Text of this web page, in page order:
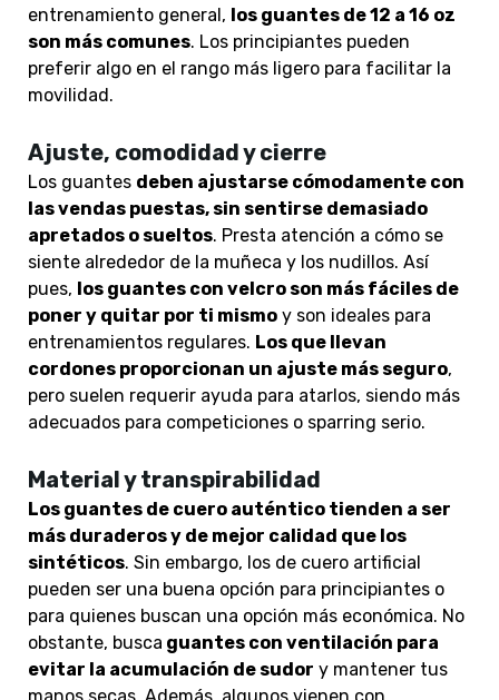
entrenamiento general, los guantes de 12 a 16 oz
son más comunes. Los principiantes pueden
preferir algo en el rango más ligero para facilitar la
movilidad.
Ajuste, comodidad y cierre
Los guantes deben ajustarse cómodamente con
las vendas puestas, sin sentirse demasiado
apretados o sueltos. Presta atención a cómo se
siente alrededor de la muñeca y los nudillos. Así
pues, los guantes con velcro son más fáciles de
poner y quitar por ti mismo y son ideales para
entrenamientos regulares. Los que llevan
cordones proporcionan un ajuste más seguro,
pero suelen requerir ayuda para atarlos, siendo más
adecuados para competiciones o sparring serio.
Material y transpirabilidad
Los guantes de cuero auténtico tienden a ser
más duraderos y de mejor calidad que los
sintéticos. Sin embargo, los de cuero artificial
pueden ser una buena opción para principiantes o
para quienes buscan una opción más económica. No
obstante, busca guantes con ventilación para
evitar la acumulación de sudor y mantener tus